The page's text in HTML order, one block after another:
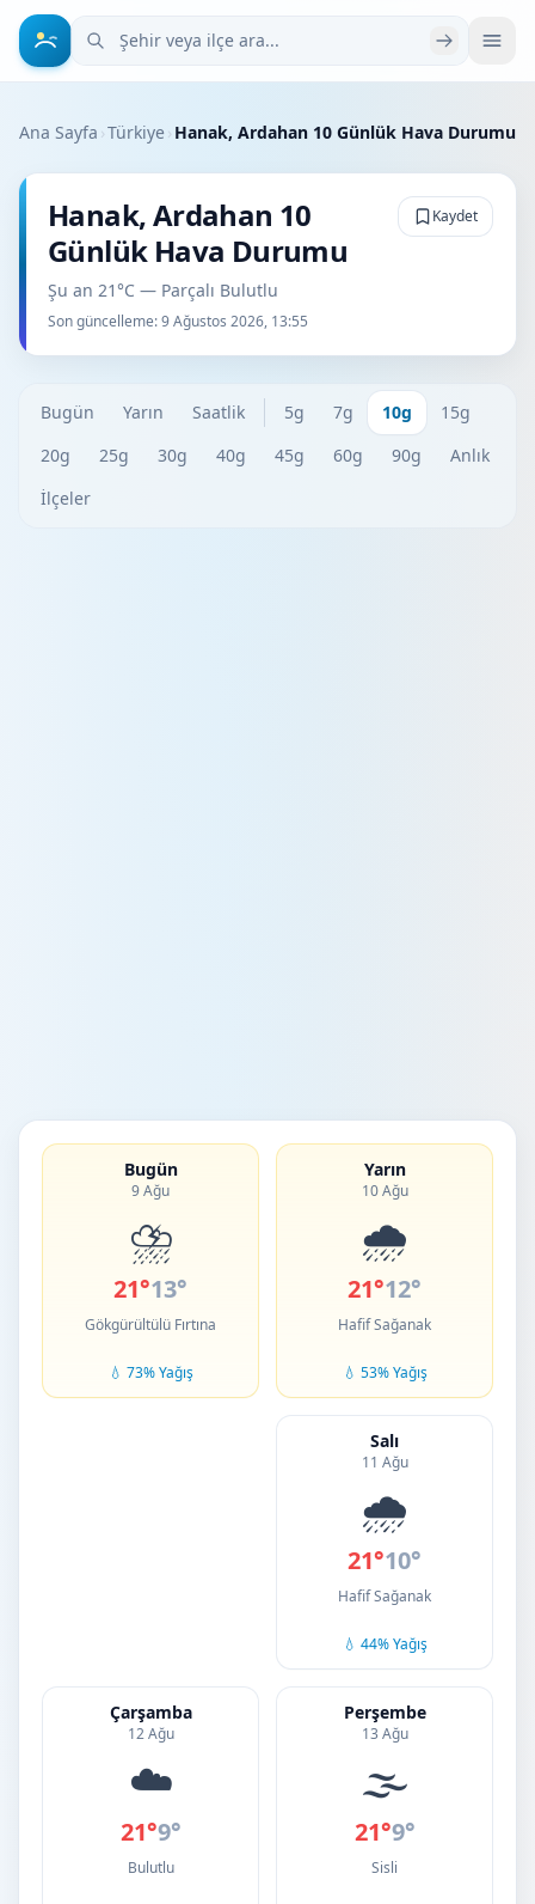
Şehir veya ilçe ara
Ana Sayfa ›Türkiye› Hanak, Ardahan 10 Günlük Hava Durumu
Hanak, Ardahan 10
Günlük Hava Durumu
Şu an 21°C — Parçalı Bulutlu
Son güncelleme:9 Ağustos 2026, 13:55
Kaydet
Bugün Yarın Saatlik 5g 7g 10g
15g
20g
25g 30g 40g 45g 60g 90g
Anlık
İlçeler
Bugün
9 Ağu
⛈️
21°13°
Gökgürültülü Fırtına
💧 73% Yağış
Yarın
10 Ağu
🌧️
21°12°
Hafif Sağanak
💧 53% Yağış
Salı
11 Ağu
🌧️
21°10°
Hafif Sağanak
💧 44% Yağış
Çarşamba
12 Ağu
☁️
21°9°
Bulutlu
Perşembe
13 Ağu
🌫️
21°9°
Sisli